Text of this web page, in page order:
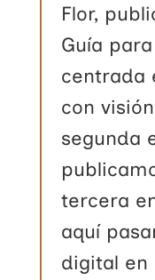
Flor,
Guía
centrada
con
segunda
tercera
aquí
digital en